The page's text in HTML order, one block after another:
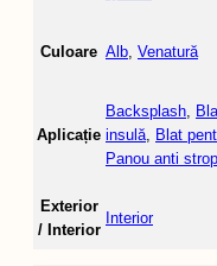
Culoare Alb Venatură
Aplicație
Backsplash
insulă Blat
Panou anti
Exterior
/ Interior
Interior